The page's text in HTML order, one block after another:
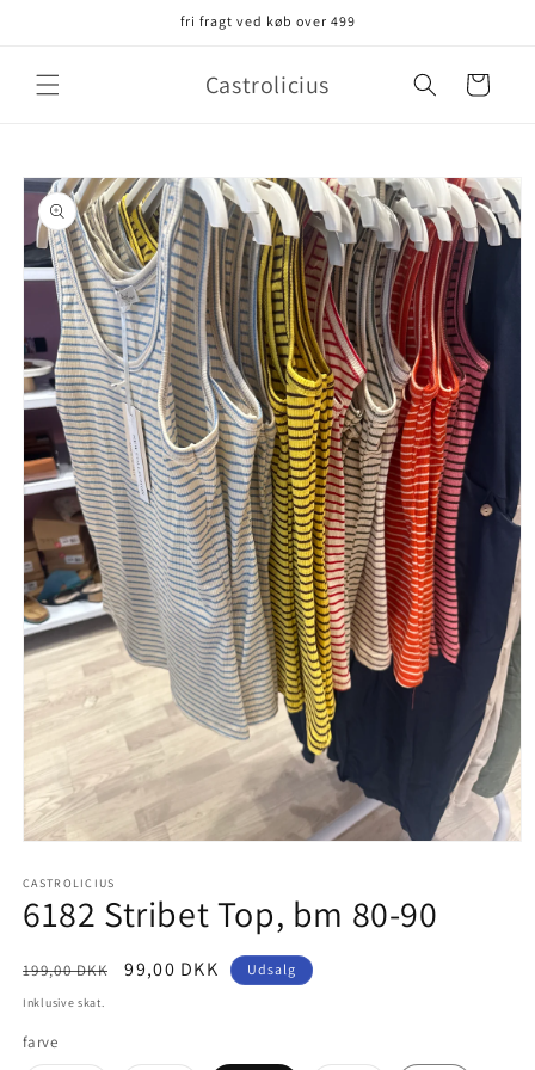
fri fragt ved køb over 499
Castrolicius Indkøbskurv
til
1
modus
CASTROLICIUS
6182 Stribet Top, bm 80-90
Normalpris
199,00 DKK Udsalgspris
99,00 DKK Udsalg
Inklusive skat.
farve